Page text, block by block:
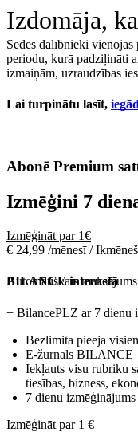
Izdomāja,
Sēdes dalībnieki vienojās
periodu, kurā padziļināti
izmaiņām, uzraudzības
Lai turpinātu lasīt,
Abonē Premium
Izmēģini 7
Izmēģināt par 1€
€ 24,99 /mēnesī /
Automātiskais maksājums
BILANCE internetā
+ BilancePLZ ar 7 dienu
Bezlimita pieeja
E-žurnāls BILANCE
Iekļauts visu rubriku
tiesības, bizness,
7 dienu
Izmēģināt par 1 €